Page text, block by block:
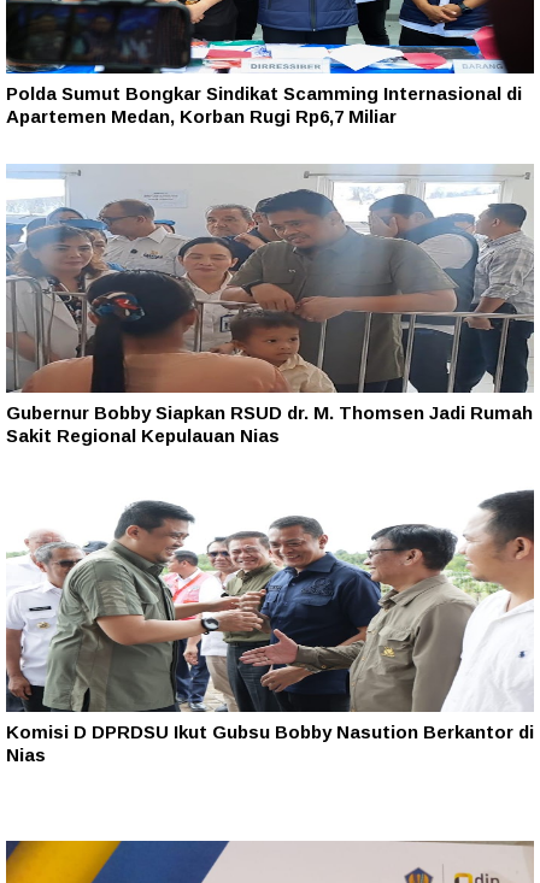
Polda Sumut Bongkar Sindikat Scamming Internasional di
Apartemen Medan, Korban Rugi Rp6,7 Miliar
Gubernur Bobby Siapkan RSUD dr. M. Thomsen Jadi Rumah
Sakit Regional Kepulauan Nias
Komisi D DPRDSU Ikut Gubsu Bobby Nasution Berkantor di
Nias